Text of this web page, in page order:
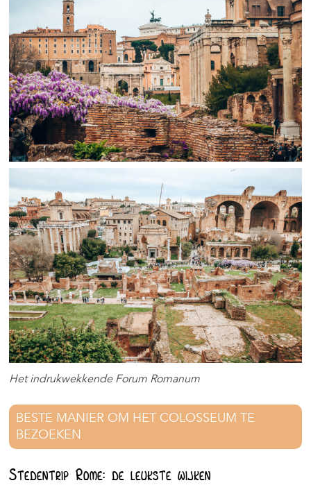
Het indrukwekkende Forum Romanum
BESTE MANIER OM HET COLOSSEUM TE
BEZOEKEN
Stedentrip Rome: de leukste wijken